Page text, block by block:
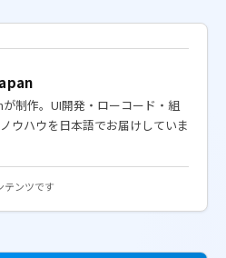
制作。UI開発・ローコード・組
ウハウを日本語でお届けしていま
テンツです